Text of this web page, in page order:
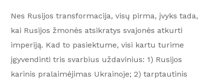
Nes Rusijos transformacija, visų pirma, įvyks tada,
kai Rusijos žmonės atsikratys svajonės atkurti
imperiją. Kad to pasiektume, visi kartu turime
įgyvendinti tris svarbius uždavinius: 1) Rusijos
karinis pralaimėjimas Ukrainoje; 2) tarptautinis